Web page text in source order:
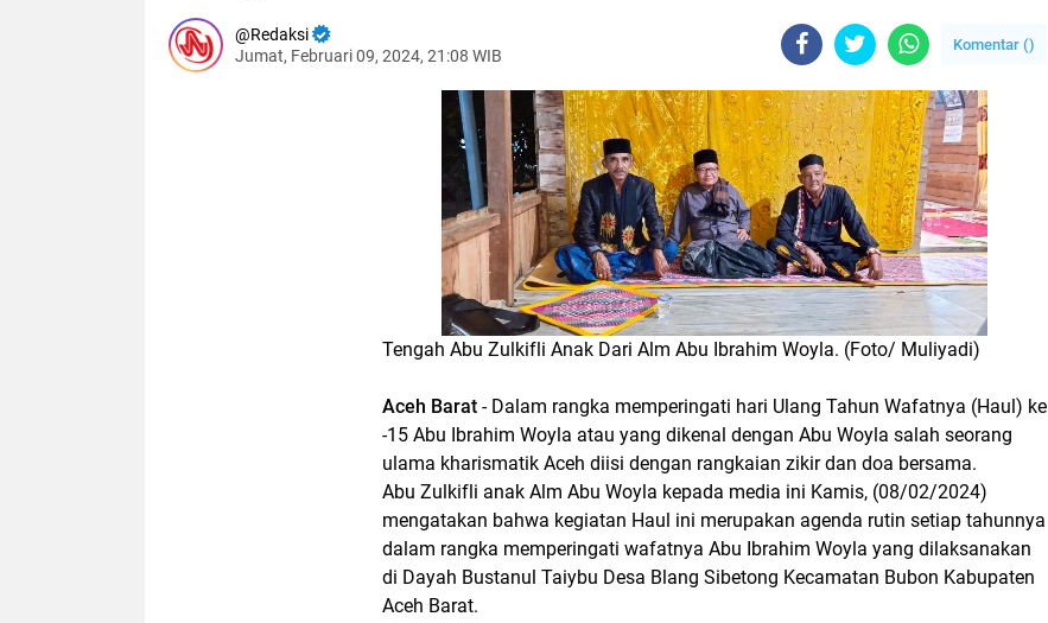
Redaksi
Jumat, Februari 09, 2024, 21:08 WIB
Komentar ()
Tengah Abu Zulkifli Anak Dari Alm Abu Ibrahim Woyla. (Foto/ Muliyadi)
Aceh Barat - Dalam rangka memperingati hari Ulang Tahun Wafatnya (Haul) ke
-15 Abu Ibrahim Woyla atau yang dikenal dengan Abu Woyla salah seorang
ulama kharismatik Aceh diisi dengan rangkaian zikir dan doa bersama.
Abu Zulkifli anak Alm Abu Woyla kepada media ini Kamis, (08/02/2024)
mengatakan bahwa kegiatan Haul ini merupakan agenda rutin setiap tahunnya
dalam rangka memperingati wafatnya Abu Ibrahim Woyla yang dilaksanakan
di Dayah Bustanul Taiybu Desa Blang Sibetong Kecamatan Bubon Kabupaten
Aceh Barat.